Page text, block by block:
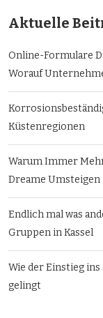
Aktuelle
Online-Formulare
Worauf
Küstenregionen
Warum Immer
Dreame Umsteigen
Endlich mal was
Gruppen in Kassel
Wie der Einstieg
gelingt